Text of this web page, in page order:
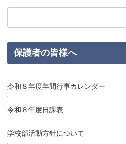
保護者の皆様へ
令和８年度年間行事カレンダー
令和８年度日課表
学校部活動方針について